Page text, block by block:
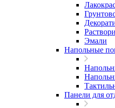
Эмали
Напольные
Панели для